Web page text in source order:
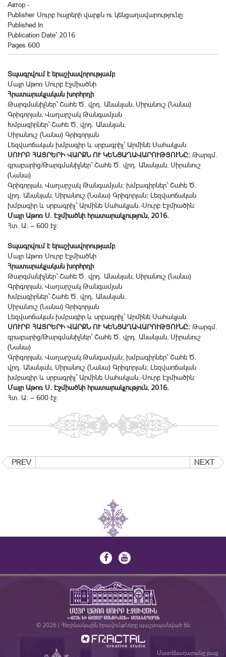
Автор -
Publisher Սուրբ հայրերի վարքն ու կենցաղավարությունը
Published In
Publication Date` 2016
Pages 600
Տպագրվում է երաշխավորությամբ
Մայր Աթոռ Սուրբ Էջմիածնի
Հրատարակչական խորհրդի
Թարգմանիչներ` Շահե Ծ. վրդ. Անանյան, Սիրանուշ (Նանա)
Գրիգորյան, Վաղարշակ Թանգամյան
Խմբագիրներ` Շահե Ծ. վրդ. Անանյան,
Սիրանուշ (Նանա) Գրիգորյան
Լեզվաոճական խմբագիր և սրբագրիչ` Արմինե Սահակյան
ՍՈՒՐԲ ՀԱՅՐԵՐԻ ՎԱՐՔՆ ՈՒ ԿԵՆՑԱՂԱՎԱՐՈՒԹՅՈՒՆԸ: Թարգմ.
գրաբարից/Թարգմանիչներ` Շահե Ծ. վրդ. Անանյան, Սիրանուշ
(Նանա)
Գրիգորյան, Վաղարշակ Թանգամյան; խմբագիրներ` Շահե Ծ.
վրդ. Անանյան, Սիրանուշ (Նանա) Գրիգորյան; Լեզվաոճական
խմբագիր և սրբագրիչ` Արմինե Սահակյան.-Սուրբ Էջմիածին:
Մայր Աթոռ Ս. Էջմիածնի հրատարակչություն, 2016.
Հտ. Ա: — 600 էջ:
Տպագրվում է երաշխավորությամբ
Մայր Աթոռ Սուրբ Էջմիածնի
Հրատարակչական խորհրդի
Թարգմանիչներ` Շահե Ծ. վրդ. Անանյան, Սիրանուշ (Նանա)
Գրիգորյան, Վաղարշակ Թանգամյան
Խմբագիրներ` Շահե Ծ. վրդ. Անանյան,
Սիրանուշ (Նանա) Գրիգորյան
Լեզվաոճական խմբագիր և սրբագրիչ` Արմինե Սահակյան
ՍՈՒՐԲ ՀԱՅՐԵՐԻ ՎԱՐՔՆ ՈՒ ԿԵՆՑԱՂԱՎԱՐՈՒԹՅՈՒՆԸ: Թարգմ.
գրաբարից/Թարգմանիչներ` Շահե Ծ. վրդ. Անանյան, Սիրանուշ
(Նանա)
Գրիգորյան, Վաղարշակ Թանգամյան; խմբագիրներ` Շահե Ծ.
վրդ. Անանյան, Սիրանուշ (Նանա) Գրիգորյան; Լեզվաոճական
խմբագիր և սրբագրիչ` Արմինե Սահակյան.-Սուրբ Էջմիածին:
Մայր Աթոռ Ս. Էջմիածնի հրատարակչություն, 2016.
Հտ. Ա: — 600 էջ:
PREV NEXT
© 2026 | Հեղինակային իրավունքները պաշտպանված են
Մատենադարանը բաց